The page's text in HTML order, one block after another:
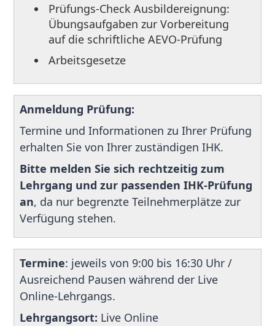
Prüfungs-Check Ausbildereignung:
Übungsaufgaben zur Vorbereitung
auf die schriftliche AEVO-Prüfung
Arbeitsgesetze
Anmeldung Prüfung:
Termine und Informationen zu Ihrer Prüfung
erhalten Sie von Ihrer zuständigen IHK.
Bitte melden Sie sich rechtzeitig zum
Lehrgang und zur passenden IHK-Prüfung
an, da nur begrenzte Teilnehmerplätze zur
Verfügung stehen.
Termine: jeweils von 9:00 bis 16:30 Uhr /
Ausreichend Pausen während der Live
Online-Lehrgangs.
Lehrgangsort: Live Online